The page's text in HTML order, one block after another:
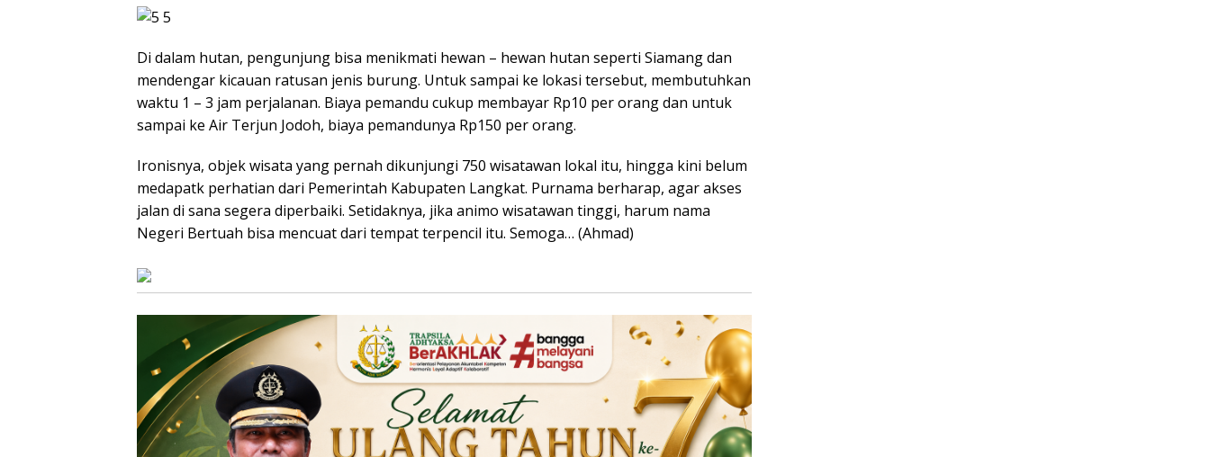
Di dalam hutan, pengunjung bisa menikmati hewan – hewan hutan seperti Siamang dan
mendengar kicauan ratusan jenis burung. Untuk sampai ke lokasi tersebut, membutuhkan
waktu 1 – 3 jam perjalanan. Biaya pemandu cukup membayar Rp10 per orang dan untuk
sampai ke Air Terjun Jodoh, biaya pemandunya Rp150 per orang.
Ironisnya, objek wisata yang pernah dikunjungi 750 wisatawan lokal itu, hingga kini belum
medapatk perhatian dari Pemerintah Kabupaten Langkat. Purnama berharap, agar akses
jalan di sana segera diperbaiki. Setidaknya, jika animo wisatawan tinggi, harum nama
Negeri Bertuah bisa mencuat dari tempat terpencil itu. Semoga… (Ahmad)